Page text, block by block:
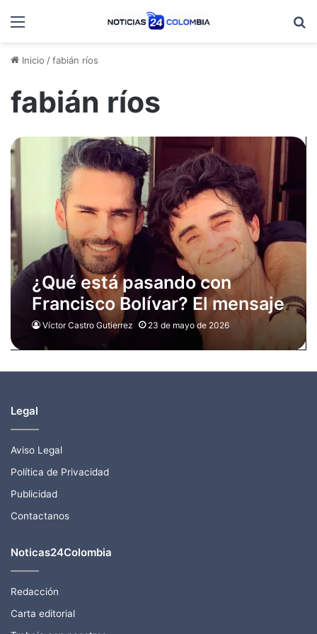
Menú
Inicio /fabián ríos
fabián ríos
¿Qué está pasando con
Francisco Bolívar? El mensaje
de Fabián Ríos encendió las
alarmas
Víctor Castro Gutierrez 23 de mayo de 2026
Legal
Aviso Legal
Política de Privacidad
Publicidad
Contactanos
Noticas24Colombia
Redacción
Carta editorial